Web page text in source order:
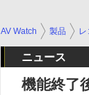
AV Watch 製品 レ
ニュース
機能終了